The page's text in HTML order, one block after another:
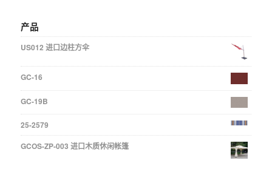
产品
US012 进口边柱方伞
GC-16
GC-19B
25-2579
GCOS-ZP-003 进口木质休闲帐篷